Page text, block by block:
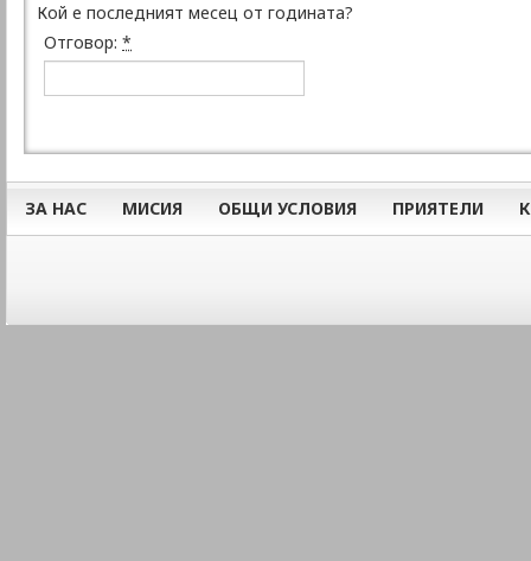
Кой е последният месец от годината?
Отговор: *
ЗА НАС МИСИЯ ОБЩИ УСЛОВИЯ ПРИЯТЕЛИ